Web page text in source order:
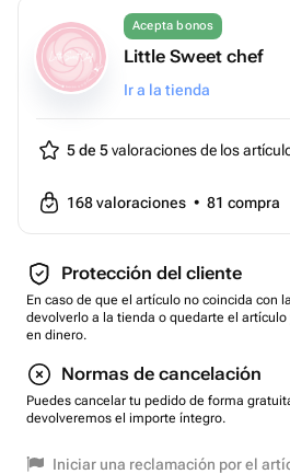
Acepta bonos
Little Sweet chef
Ir a la tienda
5 de 5valoraciones de los
168valoraciones • 81 compra
Protección del cliente
En caso de que el artículo no coincida con
devolverlo a la tienda o quedarte el
en dinero.
Normas de cancelación
Puedes cancelar tu pedido de forma
devolveremos el importe íntegro.
Iniciar una reclamación por el